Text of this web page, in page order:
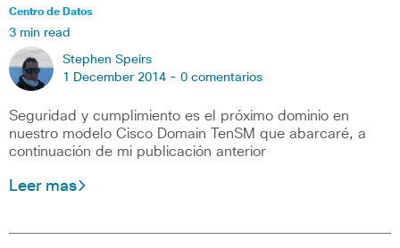
Centro de Datos
3 min read
Stephen Speirs
1 December 2014 - 0 comentarios
Seguridad y cumplimiento es el próximo dominio en
nuestro modelo Cisco Domain TenSM que abarcaré, a
continuación de mi publicación anterior
Leer mas